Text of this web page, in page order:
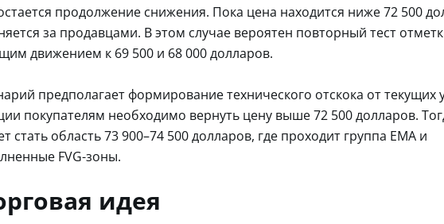
продолжение снижения. Пока цена находится ниже 72 500
за продавцами. В этом случае вероятен повторный тест
движением к 69 500 и 68 000 долларов.
предполагает формирование технического отскока от текущих
покупателям необходимо вернуть цену выше 72 500 долларов.
стать область 73 900–74 500 долларов, где проходит группа EMA и
FVG-зоны.
идея